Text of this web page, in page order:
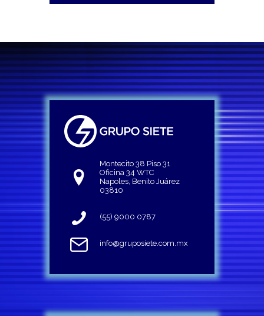
Montecito 38 Piso 31
Oficina 34 WTC
Napoles, Benito Juárez
03810
(55) 9000 0787
info@gruposiete.com.mx